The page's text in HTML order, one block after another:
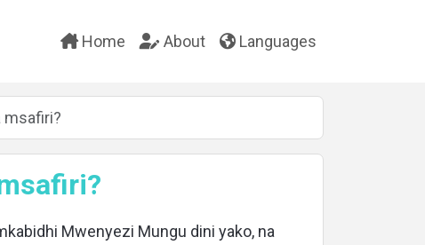
Home About Languages
msafiri?
Mwenyezi Mungu dini yako, na